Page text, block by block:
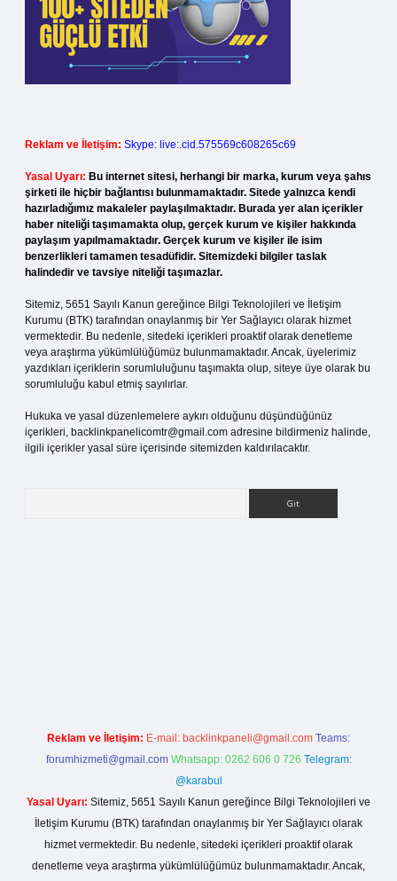
Reklam ve İletişim: Skype: live:.cid.575569c608265c69
Yasal Uyarı: Bu internet sitesi, herhangi bir marka, kurum veya şahıs
şirketi ile hiçbir bağlantısı bulunmamaktadır. Sitede yalnızca kendi
hazırladığımız makaleler paylaşılmaktadır. Burada yer alan içerikler
haber niteliği taşımamakta olup, gerçek kurum ve kişiler hakkında
paylaşım yapılmamaktadır. Gerçek kurum ve kişiler ile isim
benzerlikleri tamamen tesadüfidir. Sitemizdeki bilgiler taslak
halindedir ve tavsiye niteliği taşımazlar.
Sitemiz, 5651 Sayılı Kanun gereğince Bilgi Teknolojileri ve İletişim
Kurumu (BTK) tarafından onaylanmış bir Yer Sağlayıcı olarak hizmet
vermektedir. Bu nedenle, sitedeki içerikleri proaktif olarak denetleme
veya araştırma yükümlülüğümüz bulunmamaktadır. Ancak, üyelerimiz
yazdıkları içeriklerin sorumluluğunu taşımakta olup, siteye üye olarak bu
sorumluluğu kabul etmiş sayılırlar.
Hukuka ve yasal düzenlemelere aykırı olduğunu düşündüğünüz
içerikleri, backlinkpanelicomtr@gmail.com adresine bildirmeniz halinde,
ilgili içerikler yasal süre içerisinde sitemizden kaldırılacaktır.
Reklam ve İletişim: E-mail: backlinkpaneli@gmail.com Teams:
forumhizmeti@gmail.com Whatsapp: 0262 606 0 726 Telegram:
@karabul
Yasal Uyarı: Sitemiz, 5651 Sayılı Kanun gereğince Bilgi Teknolojileri ve
İletişim Kurumu (BTK) tarafından onaylanmış bir Yer Sağlayıcı olarak
hizmet vermektedir. Bu nedenle, sitedeki içerikleri proaktif olarak
denetleme veya araştırma yükümlülüğümüz bulunmamaktadır. Ancak,